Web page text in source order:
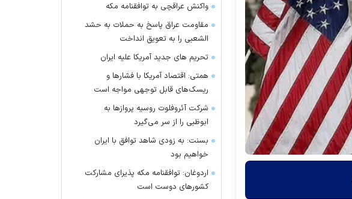
واکنش عراقچی به توافقنامه مکه
مقاومت عراق پاسخ به حملات به حشد
الشعبی را به تعویق انداخت
تحریم های جدید آمریکا علیه ایران
همتی: اقتصاد آمریکا با فشارها و
ریسک‌های قابل توجهی مواجه است
شرکت آئروفلوت روسیه پرواز‌ها به
ابوظبی را از سر می‌گیرد
بسنت: به زودی شاهد توافق با ایران
خواهیم بود
اردوغان: توافقنامه مکه پذیرای مشارکت
کشور‌های دوست است